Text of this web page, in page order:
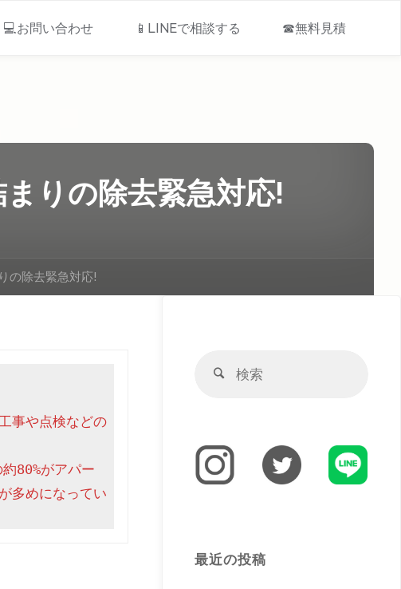
💻お問い合わせ 📱LINEで相談する ☎無料見積
りの除去緊急対応!
の除去緊急対応!
事や点検などの
80%がアパー
多めになってい
最近の投稿